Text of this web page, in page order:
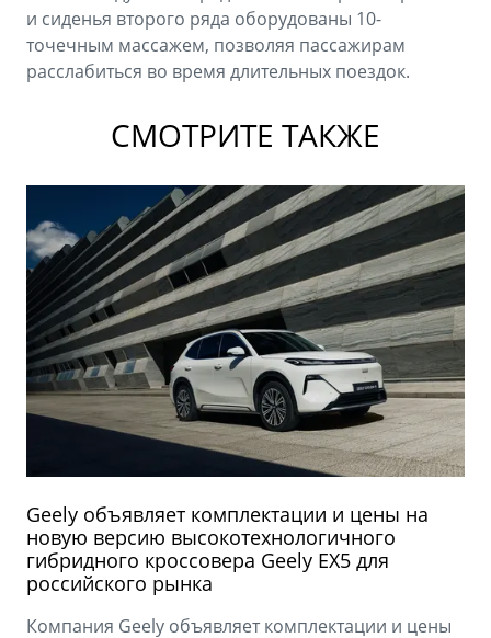
и сиденья второго ряда оборудованы 10-
точечным массажем, позволяя пассажирам
расслабиться во время длительных поездок.
СМОТРИТЕ ТАКЖЕ
Geely объявляет комплектации и цены на
новую версию высокотехнологичного
гибридного кроссовера Geely EX5 для
российского рынка
Компания Geely объявляет комплектации и цены